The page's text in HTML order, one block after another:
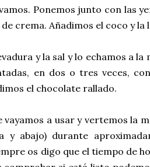
Ponemos junto con las
crema. Añadimos el coco y la
y la sal y lo echamos a
en dos o tres veces,
el chocolate rallado.
vayamos a usar y vertemos la
y abajo) durante
os digo que el tiempo de